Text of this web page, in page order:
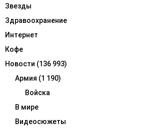
Звезды
Здравоохранение
Интернет
Кофе
Новости (136 993)
Армия (1 190)
Войска
В мире
Видеосюжеты